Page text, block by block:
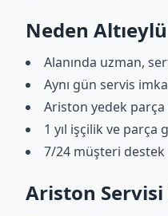
Neden
Alanında uzman,
Aynı gün servis
Ariston yedek parça
1 yıl işçilik ve parça
7/24 müşteri destek
Ariston